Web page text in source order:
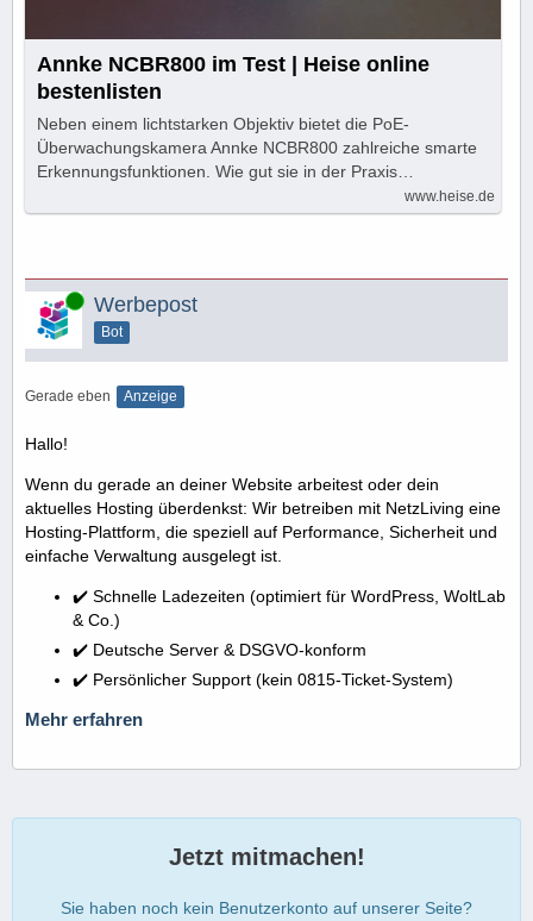
Annke NCBR800 im Test | Heise online
bestenlisten
Neben einem lichtstarken Objektiv bietet die PoE-
Überwachungskamera Annke NCBR800 zahlreiche smarte
Erkennungsfunktionen. Wie gut sie in der Praxis…
www.heise.de
Online Werbepost
Bot
Gerade eben Anzeige
Hallo!
Wenn du gerade an deiner Website arbeitest oder dein
aktuelles Hosting überdenkst: Wir betreiben mit NetzLiving eine
Hosting-Plattform, die speziell auf Performance, Sicherheit und
einfache Verwaltung ausgelegt ist.
✔️ Schnelle Ladezeiten (optimiert für WordPress, WoltLab
& Co.)
✔️ Deutsche Server & DSGVO-konform
✔️ Persönlicher Support (kein 0815-Ticket-System)
Mehr erfahren
Jetzt mitmachen!
Sie haben noch kein Benutzerkonto auf unserer Seite?